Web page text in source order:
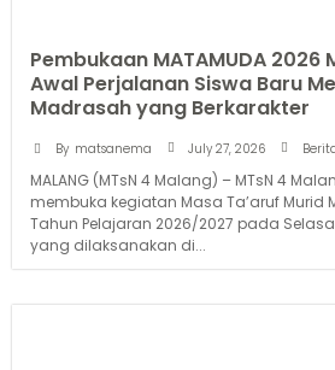
Pembukaan MATAMUDA 2026
Awal Perjalanan Siswa Baru
Madrasah yang Berkarakter
By matsanema July 27, 2026
MALANG (MTsN 4 Malang) – MTsN 4
membuka kegiatan Masa Ta’aruf Murid
Tahun Pelajaran 2026/2027 pada
yang dilaksanakan di...